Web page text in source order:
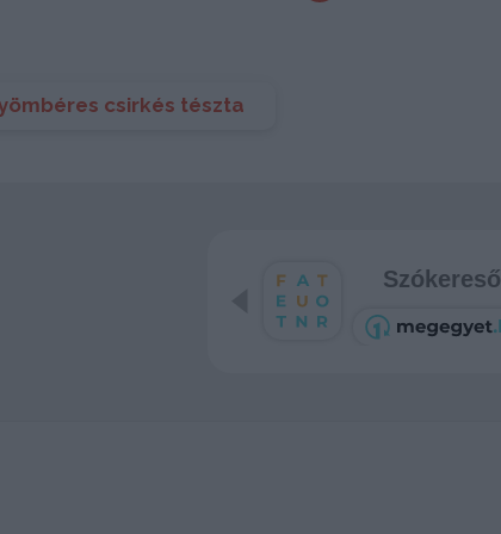
csirkés tészta
Szókereső